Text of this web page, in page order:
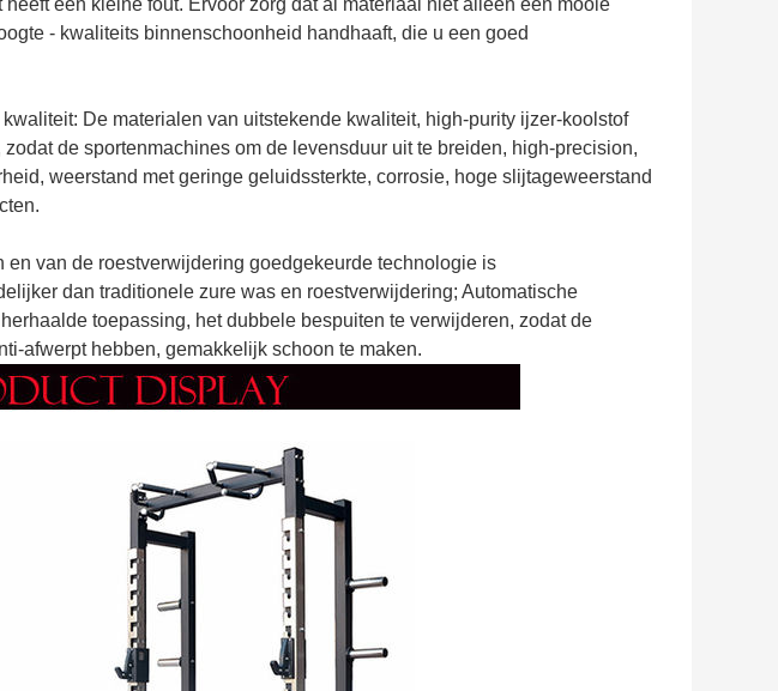
een kleine fout. Ervoor zorg dat al materiaal niet alleen een mooie
- kwaliteits binnenschoonheid handhaaft, die u een goed
De materialen van uitstekende kwaliteit, high-purity ijzer-koolstof
de sportenmachines om de levensduur uit te breiden, high-precision,
weerstand met geringe geluidssterkte, corrosie, hoge slijtageweerstand
en van de roestverwijdering goedgekeurde technologie is
dan traditionele zure was en roestverwijdering; Automatische
toepassing, het dubbele bespuiten te verwijderen, zodat de
afwerpt hebben, gemakkelijk schoon te maken.